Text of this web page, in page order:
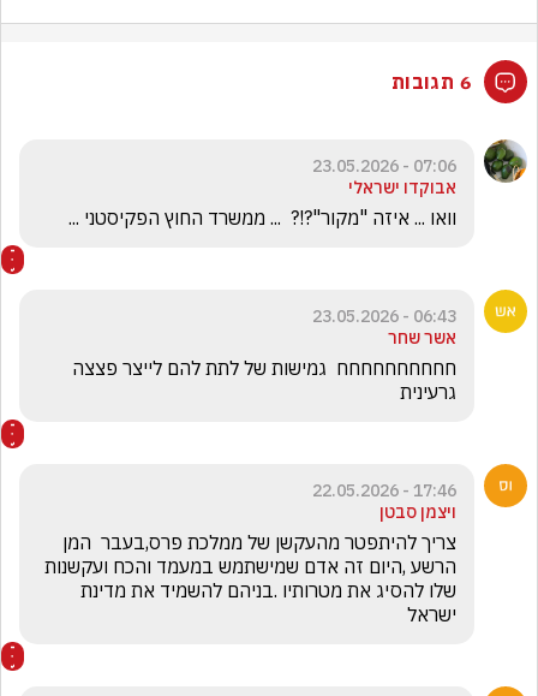
6 תגובות
07:06 - 23.05.2026
אבוקדו ישראלי
וואו ... איזה "מקור"?!?  ... ממשרד החוץ הפקיסטני ...
06:43 - 23.05.2026
אשר שחר
גרעינית
17:46 - 22.05.2026
ויצמן סבטן
ישראל